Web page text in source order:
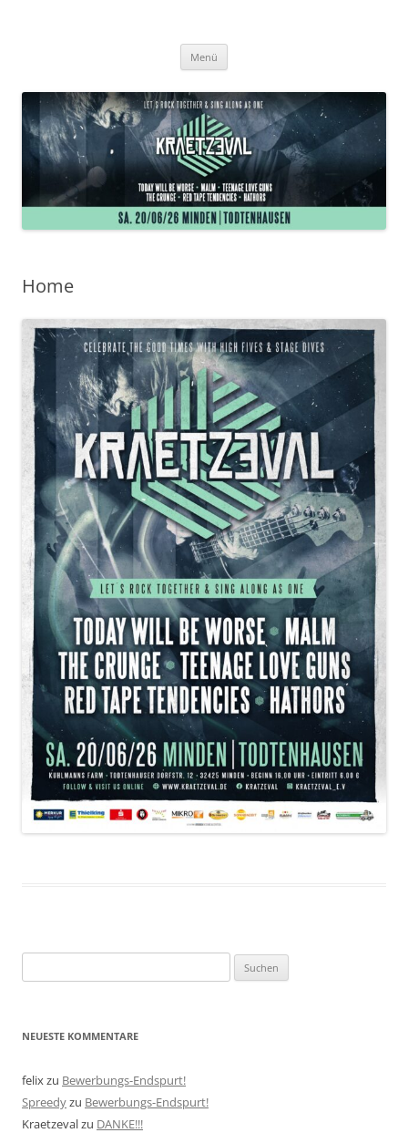
Menü
Home
nach:
NEUESTE KOMMENTARE
felixzu Bewerbungs-Endspurt!
Spreedyzu Bewerbungs-Endspurt!
Kraetzevalzu DANKE!!!